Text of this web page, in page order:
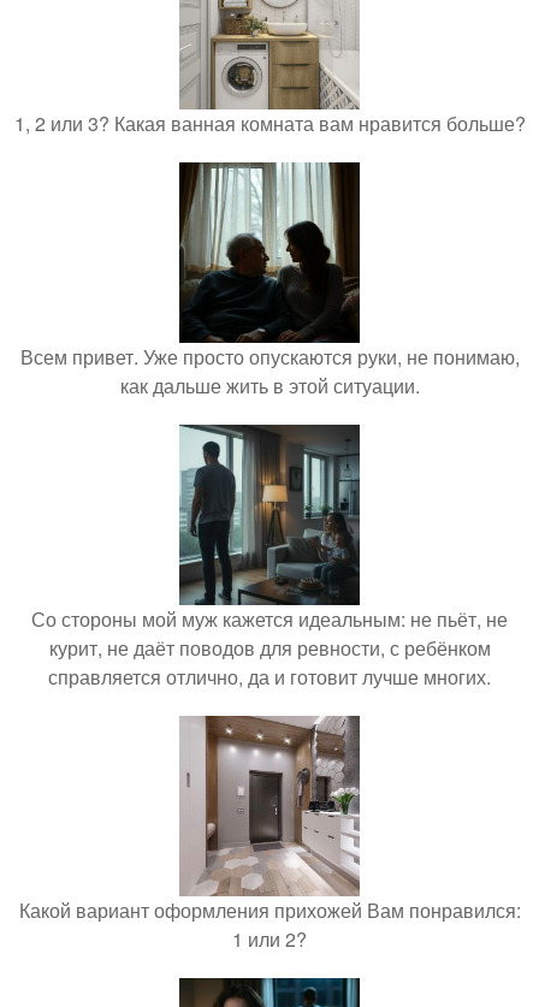
1, 2 или 3? Какая ванная комната вам нравится больше?
Всем привет. Уже просто опускаются руки, не понимаю,
как дальше жить в этой ситуации.
Со стороны мой муж кажется идеальным: не пьёт, не
курит, не даёт поводов для ревности, с ребёнком
справляется отлично, да и готовит лучше многих.
Какой вариант оформления прихожей Вам понравился:
1 или 2?